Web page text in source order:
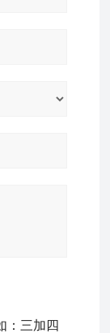
：三加四